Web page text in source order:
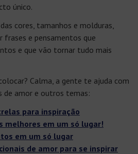
único.
cores, tamanhos e molduras,
frases e pensamentos que
e que vão tornar tudo mais
Calma, a gente te ajuda com
de amor e outros temas:
para inspiração
melhores em um só lugar!
em um só lugar
de amor para se inspirar